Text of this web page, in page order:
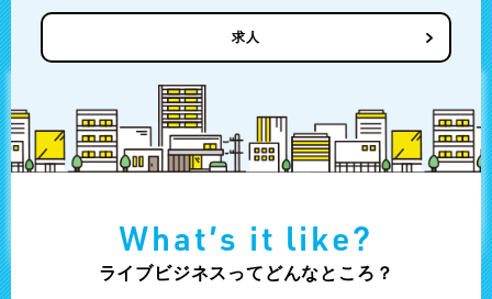
求人
What’s it like?
ライブビジネスってどんなところ？